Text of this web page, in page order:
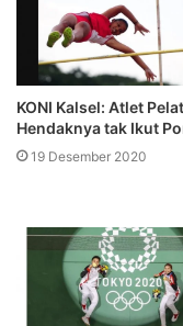
KONI Kalsel: Atlet
Hendaknya tak Ikut
19 Desember 2020